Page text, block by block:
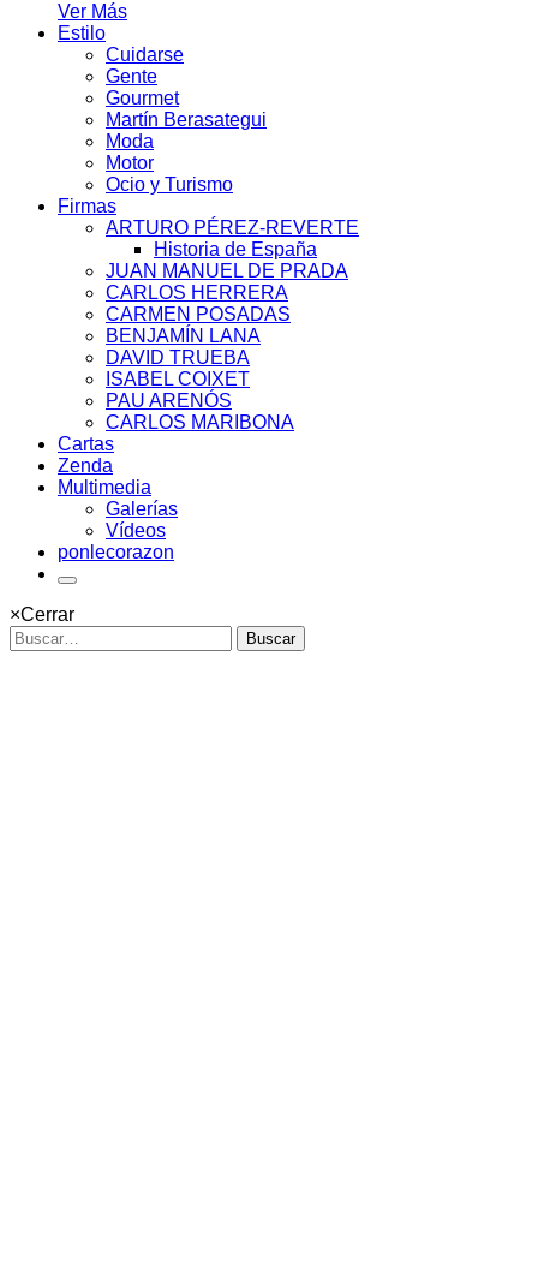
Ver Más
Estilo
Cuidarse
Gente
Gourmet
Martín Berasategui
Moda
Motor
Ocio y Turismo
Firmas
ARTURO PÉREZ-REVERTE
Historia de España
JUAN MANUEL DE PRADA
CARLOS HERRERA
CARMEN POSADAS
BENJAMÍN LANA
DAVID TRUEBA
ISABEL COIXET
PAU ARENÓS
CARLOS MARIBONA
Cartas
Zenda
Multimedia
Galerías
Vídeos
ponlecorazon
×Cerrar
Buscar